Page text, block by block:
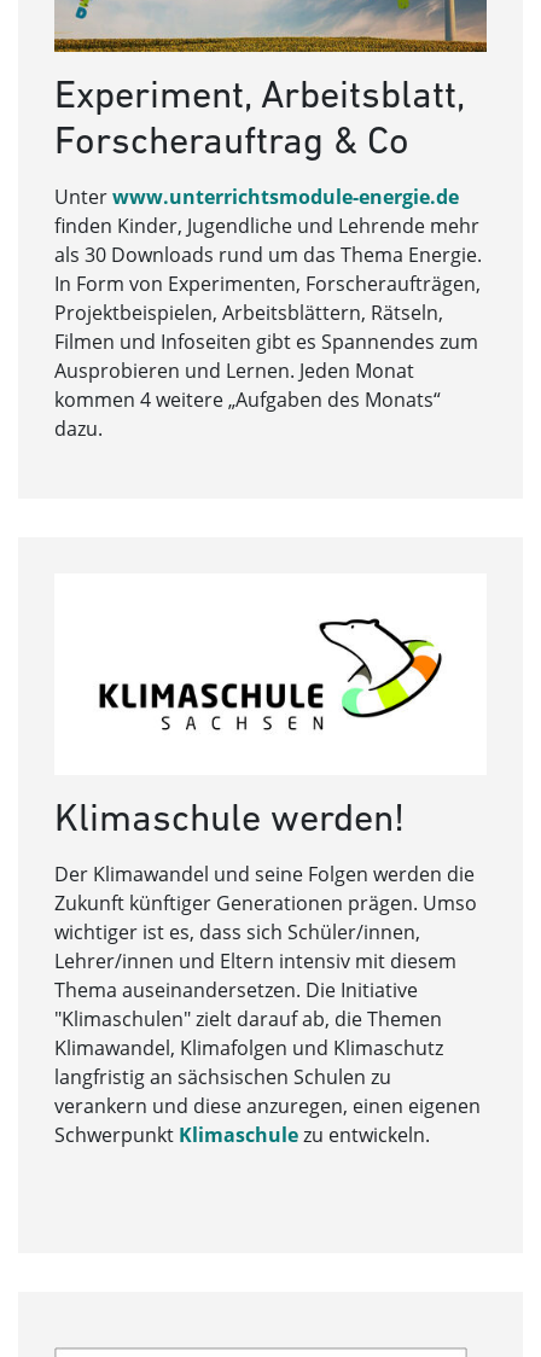
Experiment, Arbeitsblatt,
Forscherauftrag & Co
Unterwww.unterrichtsmodule-energie.de
finden Kinder, Jugendliche und Lehrende mehr
als 30 Downloads rund um das Thema Energie.
In Form von Experimenten, Forscheraufträgen,
Projektbeispielen, Arbeitsblättern, Rätseln,
Filmen und Infoseiten gibt es Spannendes zum
Ausprobieren und Lernen. Jeden Monat
kommen 4 weitere „Aufgaben des Monats“
dazu.
Klimaschule werden!
Der Klimawandel und seine Folgen werden die
Zukunft künftiger Generationen prägen. Umso
wichtiger ist es, dass sich Schüler/innen,
Lehrer/innen und Eltern intensiv mit diesem
Thema auseinandersetzen. Die Initiative
"Klimaschulen" zielt darauf ab, die Themen
Klimawandel, Klimafolgen und Klimaschutz
langfristig an sächsischen Schulen zu
verankern und diese anzuregen, einen eigenen
Schwerpunkt Klimaschulezu entwickeln.